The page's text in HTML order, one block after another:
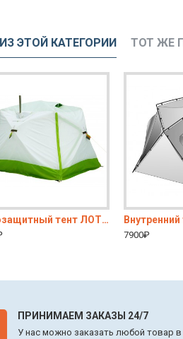
ЭТОЙ КАТЕГОРИИ ТОТ ЖЕ
Влагозащитный тент ЛОТОС Куб
7900₽
ПРИНИМАЕМ ЗАКАЗЫ 24/7
У нас можно заказать любой товар в